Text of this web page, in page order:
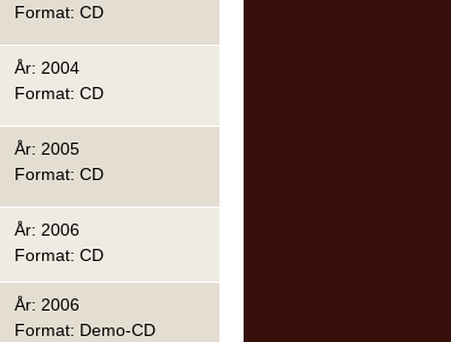
Format: CD
År: 2004
Format: CD
År: 2005
Format: CD
År: 2006
Format: CD
År: 2006
Format: Demo-CD